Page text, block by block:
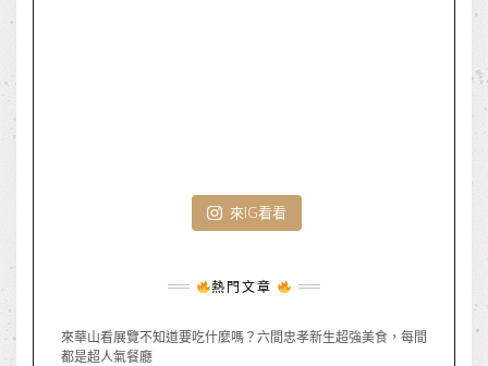
來IG看看
熱門文章
來華山看展覽不知道要吃什麼嗎？六間忠孝新生超強美食，每間
都是超人氣餐廳